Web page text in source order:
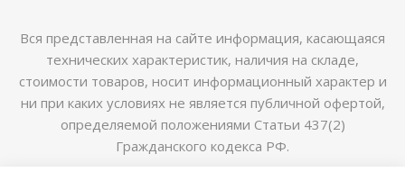
Вся представленная на сайте информация, касающаяся
технических характеристик, наличия на складе,
стоимости товаров, носит информационный характер и
ни при каких условиях не является публичной офертой,
определяемой положениями Статьи 437(2)
Гражданского кодекса РФ.